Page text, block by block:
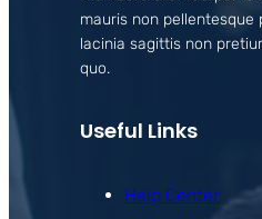
mauris non pellentesque
lacinia sagittis non
quo.
Useful Links
Help Center